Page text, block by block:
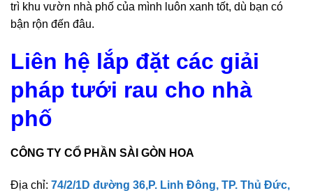
trì khu vườn nhà phố của mình luôn xanh tốt, dù bạn có
bận rộn đến đâu.
Liên hệ lắp đặt các giải
pháp tưới rau cho nhà
phố
CÔNG TY CỔ PHẦN SÀI GÒN HOA
Địa chỉ: 74/2/1D đường 36,P. Linh Đông, TP. Thủ Đức,